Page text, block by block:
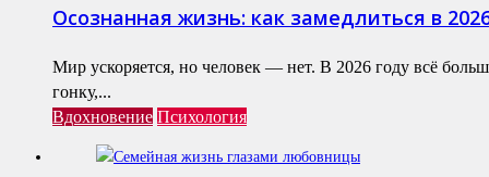
Осознанная жизнь: как замедлиться в
Мир ускоряется, но человек — нет. В 2026 году всё
гонку,...
Вдохновение Психология